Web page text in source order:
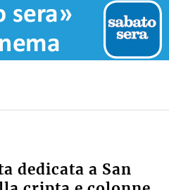
dedicata a San